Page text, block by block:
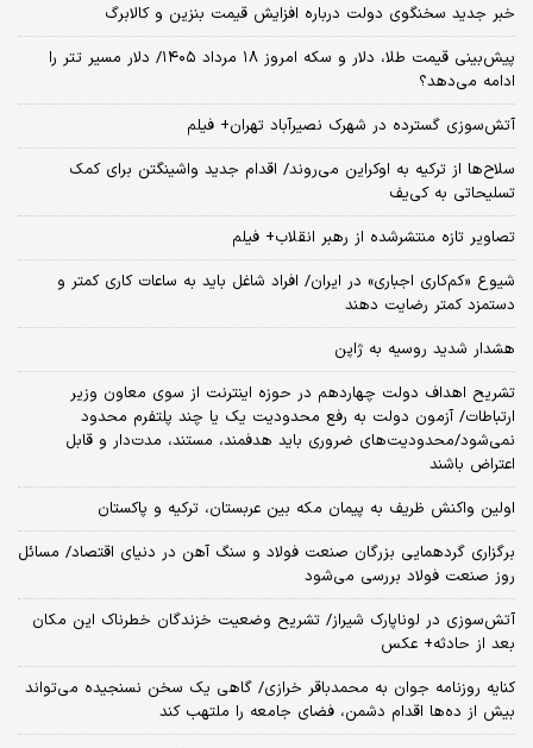
خبر جدید سخنگوی دولت درباره افزایش قیمت بنزین و کالابرگ
پیش‌بینی قیمت طلا، دلار و سکه امروز ۱۸ مرداد ۱۴۰۵/ دلار مسیر تتر را
ادامه می‌دهد؟
آتش‌سوزی گسترده در شهرک نصیرآباد تهران+ فیلم
سلاح‌ها از ترکیه به اوکراین می‌روند/ اقدام جدید واشینگتن برای کمک
تسلیحاتی به کی‌یف
تصاویر تازه منتشرشده از رهبر انقلاب+ فیلم
شیوع «کم‌کاری اجباری» در ایران/ افراد شاغل باید به ساعات کاری کمتر و
دستمزد کمتر رضایت دهند
هشدار شدید روسیه به ژاپن
تشریح اهداف دولت چهاردهم در حوزه اینترنت از سوی معاون وزیر
ارتباطات/ آزمون دولت به رفع محدودیت یک یا چند پلتفرم محدود
نمی‌‎شود/محدودیت‌های ضروری باید هدفمند، مستند، مدت‌دار و قابل
اعتراض باشند
اولین واکنش ظریف به پیمان مکه بین عربستان، ترکیه و پاکستان
برگزاری گردهمایی بزرگان صنعت فولاد و سنگ آهن در دنیای اقتصاد/ مسائل
روز صنعت فولاد بررسی می‌شود
آتش‌سوزی در لوناپارک شیراز/ تشریح وضعیت خزندگان خطرناک این مکان
بعد از حادثه+ عکس
کنایه روزنامه جوان به محمدباقر خرازی/ گاهی یک سخن نسنجیده می‌تواند
بیش از ده‌ها اقدام دشمن، فضای جامعه را ملتهب کند